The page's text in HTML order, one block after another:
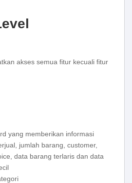
akses semua fitur kecuali fitur
yang memberikan informasi
jumlah barang, customer,
data barang terlaris dan data